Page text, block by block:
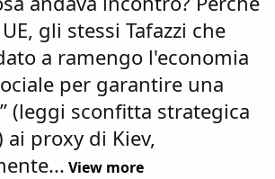
gli stessi Tafazzi che
a ramengo l'economia
per garantire una
(leggi sconfitta strategica
ai proxy di Kiev,
View more